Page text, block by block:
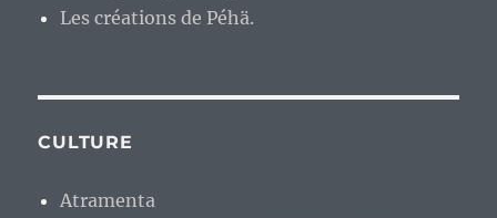
Les créations de Péhä.
CULTURE
Atramenta